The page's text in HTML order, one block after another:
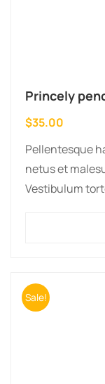
Princely
$35.00
Pellentesque
netus et
Vestibulum
Sale!